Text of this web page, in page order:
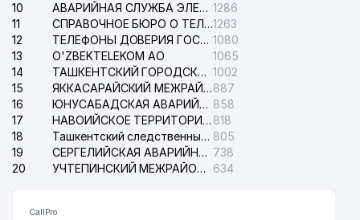
10
АВАРИЙНАЯ СЛУЖБА ЭЛЕКТРОСЕТИ ТАШКЕНТСКОГО РАЙОНА 1286
11
СПРАВОЧНОЕ БЮРО О ТЕЛЕФОНАХ ОРГАНИЗАЦИЙ г. ТАШКЕНТА1263
12
ТЕЛЕФОНЫ ДОВЕРИЯ ГОСУДАРСТВЕННОГО ЦЕНТРА ТЕСТИРОВАНИЯ 1080
13
O'ZBEKTELEKOM АО
1065
14
ТАШКЕНТСКИЙ ГОРОДСКОЙ СУД ПО ГРАЖДАНСКИМ ДЕЛАМ 1002
15
ЯККАСАРАЙСКИЙ МЕЖРАЙОННЫЙ СУД ПО ГРАЖДАНСКИМ ДЕЛАМ887
16
ЮНУСАБАДСКАЯ АВАРИЙНАЯ СЛУЖБА ЭЛЕКТРОСЕТИ 858
17
НАВОИЙСКОЕ ТЕРРИТОРИАЛЬНОЕ ПРЕДПРИЯТИЕ ЭЛЕКТРОСЕТИ АО 818
18
Ташкентский следственный изолятор 805
19
СЕРГЕЛИЙСКАЯ АВАРИЙНАЯ СЛУЖБА ЭЛЕКТРОСЕТИ 738
20
УЧТЕПИНСКИЙ МЕЖРАЙОННЫЙ СУД ПО ГРАЖДАНСКИМ ДЕЛАМ 634
CallPro